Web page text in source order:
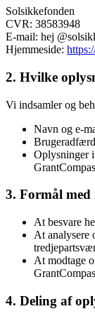
Solsikkefonden
CVR: 38583948
E-mail: hej
Hjemmeside:
2. Hvilke
Vi indsamler og
Navn og e-
Oplysninger
3. Formål med
At besvare
At analysere
At modtage
4. Deling af